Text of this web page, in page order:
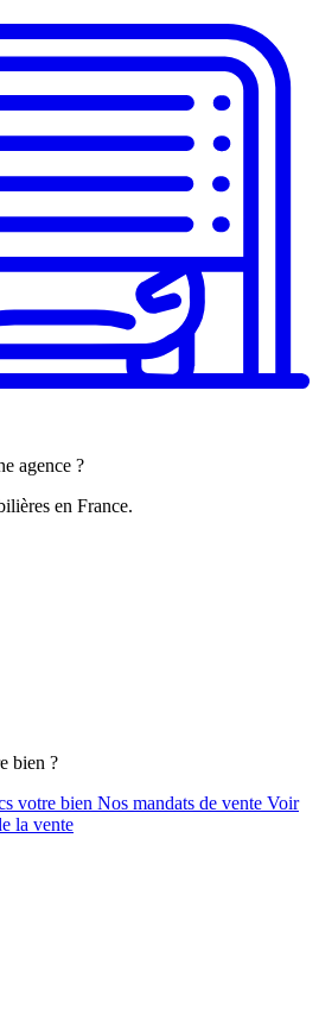
agence ?
en France.
bien ?
votre bien Nos mandats de vente Voir
la vente